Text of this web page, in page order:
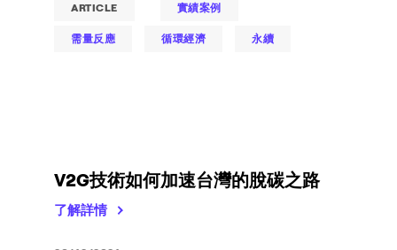
ARTICLE 實績案例
需量反應 循環經濟 永續
V2G技術如何加速台灣的脫碳之路
了解詳情